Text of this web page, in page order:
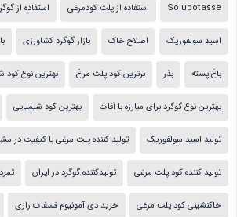
Solupotasse استفاده از پلت کودمرغی استفاده از
اسید سولفوریک اصلاح خاک بازار گوگرد کشاورزی
باغ پسته بذر برترین کود پلت مرغ بهترین نوع کود
بهترین نوع گوگرد برای مبارزه با آفات بهترین کود شیمیایی
تولید اسید سولفوریک تولید کننده پلت مرغی با کیفیت در
تولید کننده کود پلت مرغی تولیدکننده گوگرد در ایران
خاکنشینی کود پلت مرغی خرید دی آمونیوم فسفات رازی